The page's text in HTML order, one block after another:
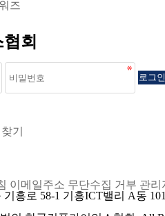
즈
회
로그인
기
이메일주소 무단수집 거부 관리
흥로 58-1 기흥ICT밸리 A동